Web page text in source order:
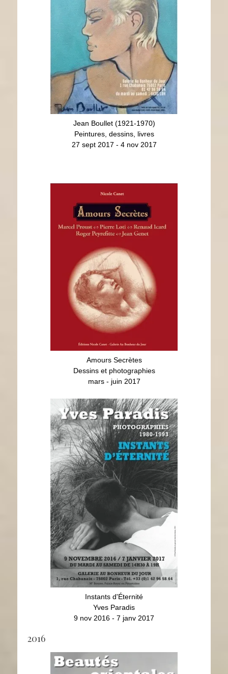
Jean Boullet (1921-1970)
Peintures, dessins, livres
27 sept 2017 - 4 nov 2017
Amours Secrètes
Dessins et photographies
mars - juin 2017
Dessins et photographies
mars - juin 2017
Instants d'Éternité
Yves Paradis
9 nov 2016 - 7 janv 2017
Instants d'Éternité
Yves Paradis
9 nov 2016 - 7 janv 2017
2016
Beautés orientales
Dessins et photographies